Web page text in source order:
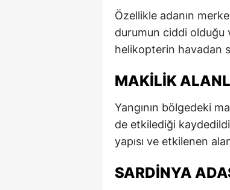
Özellikle adanın
durumun ciddi olduğu
helikopterin havadan
MAKILIK
Yangının bölgedeki
de etkilediği
yapısı ve etkilenen
SARDINYA